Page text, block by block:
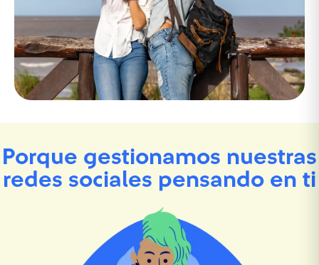
Porque gestionamos nuestras
redes sociales pensando en ti